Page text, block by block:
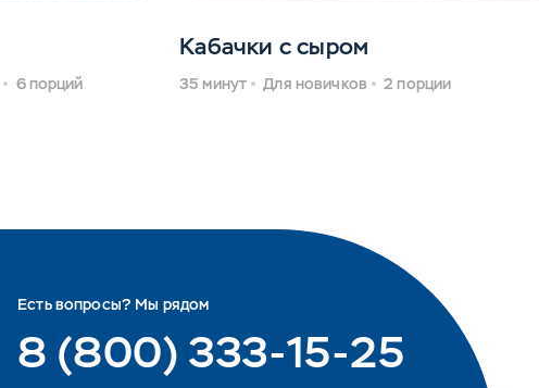
6 порций
Кабачки с сыром
35 минут Для новичков 2 порции
Есть вопросы? Мы рядом
8 (800) 333-15-25